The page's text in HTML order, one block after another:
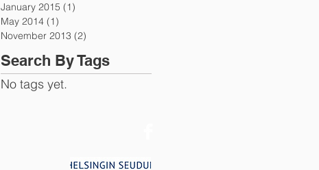
January 2015 (1)
May 2014 (1)
November 2013 (2)
Search By Tags
No tags yet.